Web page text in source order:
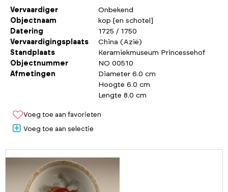
Vervaardiger
Onbekend
Objectnaam
kop [en schotel]
Datering
1725 / 1750
Vervaardigingsplaats
China (Azië)
Standplaats
Keramiekmuseum Princessehof
Objectnummer
NO 00510
Afmetingen
Diameter 6.0 cm
Hoogte 6.0 cm
Lengte 8.0 cm
Voeg toe aan favorieten
Voeg toe aan selectie